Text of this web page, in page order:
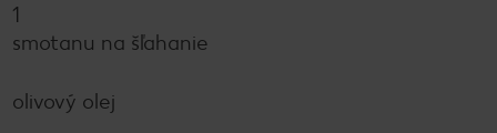
1
smotanu na šľahanie
olivový olej